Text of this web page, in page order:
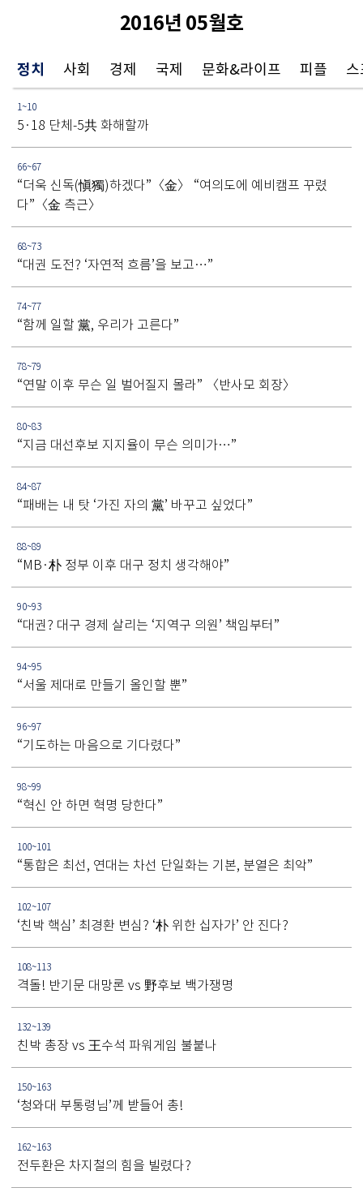
2016년 05월호
정치 사회 경제 국제 문화&라이프 피플
1~10
5·18 단체-5共 화해할까
66~67
“더욱 신독(愼獨)하겠다”〈金〉 “여의도에 예비캠프 꾸렸
다”〈金 측근〉
68~73
“대권 도전? ‘자연적 흐름’을 보고…”
74~77
“함께 일할 黨, 우리가 고른다”
78~79
“연말 이후 무슨 일 벌어질지 몰라” 〈반사모 회장〉
80~83
“지금 대선후보 지지율이 무슨 의미가…”
84~87
“패배는 내 탓 ‘가진 자의 黨’ 바꾸고 싶었다”
88~89
“MB·朴 정부 이후 대구 정치 생각해야”
90~93
“대권? 대구 경제 살리는 ‘지역구 의원’ 책임부터”
94~95
“서울 제대로 만들기 올인할 뿐”
96~97
“기도하는 마음으로 기다렸다”
98~99
“혁신 안 하면 혁명 당한다”
100~101
“통합은 최선, 연대는 차선 단일화는 기본, 분열은 최악”
102~107
‘친박 핵심’ 최경환 변심? ‘朴 위한 십자가’ 안 진다?
108~113
격돌! 반기문 대망론 vs 野후보 백가쟁명
132~139
친박 총장 vs 王수석 파워게임 불붙나
150~163
‘청와대 부통령님’께 받들어 총!
162~163
전두환은 차지철의 힘을 빌렸다?